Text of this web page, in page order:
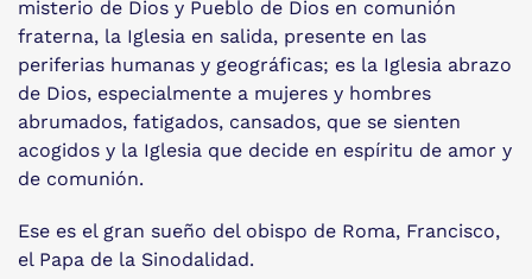
misterio de Dios y Pueblo de Dios en comunión
fraterna, la Iglesia en salida, presente en las
periferias humanas y geográficas; es la Iglesia abrazo
de Dios, especialmente a mujeres y hombres
abrumados, fatigados, cansados, que se sienten
acogidos y la Iglesia que decide en espíritu de amor y
de comunión.
Ese es el gran sueño del obispo de Roma, Francisco,
el Papa de la Sinodalidad.